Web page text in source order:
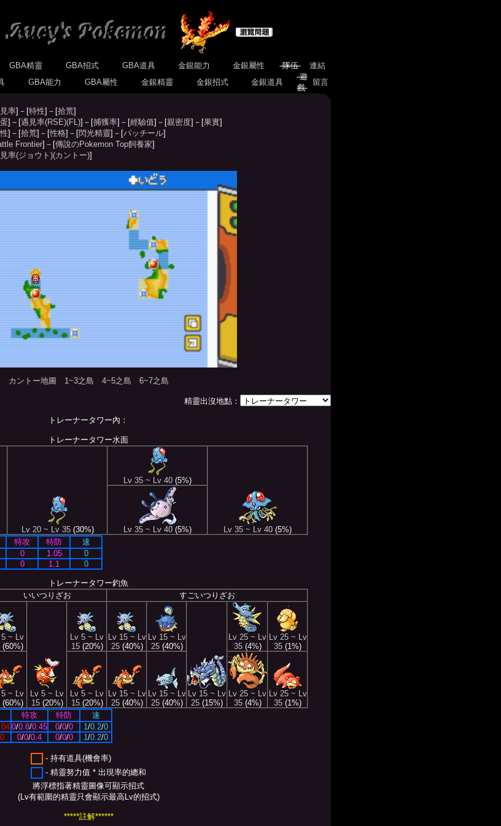
GBA精靈 GBA招式 GBA道具 金銀能力 金銀屬性 隊伍
連結
GBA能力 GBA屬性 金銀精靈 金銀招式 金銀道具
遊
戲
留言
率]－[特性]－[拾荒]
]－[遇見率(RSE)(FL)]－[捕獲率]－[經驗值]－[親密度]－[果實]
]－[拾荒]－[性格]－[閃光精靈]－[パッチール]
Frontier]－[傳說のPokemon Top飼養家]
率(ジョウト)(カントー)]
カントー地圖 1~3之島 4~5之島 6~7之島
精靈出沒地點：
トレーナータワー內：
トレーナータワー水面
Lv 20 ~ Lv 35(30%)
Lv 35 ~ Lv 40 (5%)
Lv 35 ~ Lv 40 (5%)
Lv 35 ~ Lv 40 (5%)
特攻 特防
速
0 1.05
0
0 1.1 0
トレーナータワー釣魚
いいつりざお すごいつりざお
5 ~ Lv
(60%)
Lv 5 ~ Lv
15(20%)
Lv 5 ~ Lv
15(20%)
Lv 15 ~ Lv
25(40%)
Lv 15 ~ Lv
25(40%)
Lv 15 ~ Lv
25 (15%)
Lv 25 ~ Lv
35(4%)
Lv 25 ~ Lv
35 (1%)
5 ~ Lv
(60%)
Lv 5 ~ Lv
15(20%)
Lv 15 ~ Lv
25(40%)
Lv 15 ~ Lv
25(40%)
Lv 25 ~ Lv
35(4%)
Lv 25 ~ Lv
35 (1%)
特攻 特防
速
0/0.8/0.45 0/0/0 1 /0.2/0
0 0/0/0.4 0/0/0 1 /0.2/0
- 持有道具(機會率)
- 精靈努力值 * 出現率的總和
將浮標指著精靈圖像可顯示招式
(Lv有範圍的精靈只會顯示最高Lv的招式)
*****註解******